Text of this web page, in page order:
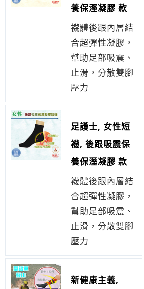
養保溼凝膠 款
襪體後跟內層結
合超彈性凝膠，
幫助足部吸震、
止滑，分散雙腳
壓力
足護士, 女性短
襪, 後跟吸震保
養保溼凝膠 款
襪體後跟內層結
合超彈性凝膠，
幫助足部吸震、
止滑，分散雙腳
壓力
新健康主義,